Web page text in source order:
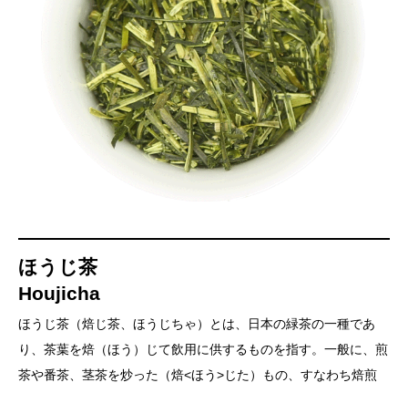
ほうじ茶
Houjicha
ほうじ茶（焙じ茶、ほうじちゃ）とは、日本の緑茶の一種であ
り、茶葉を焙（ほう）じて飲用に供するものを指す。一般に、煎
茶や番茶、茎茶を炒った（焙<ほう>じた）もの、すなわち焙煎